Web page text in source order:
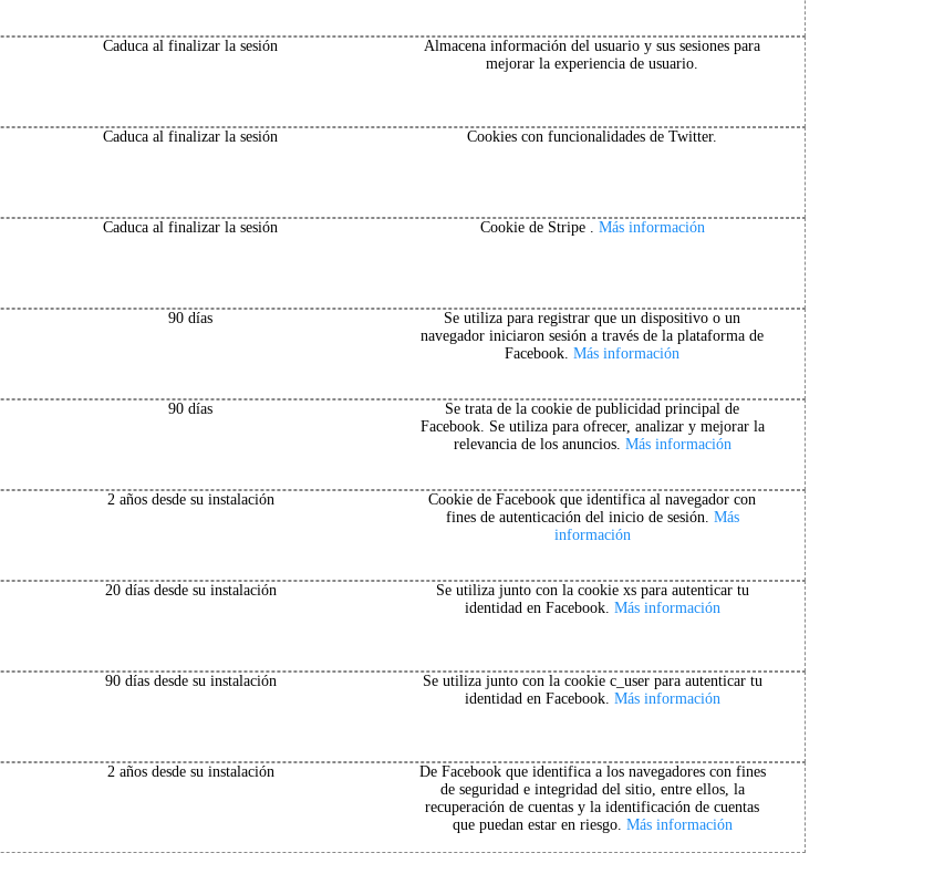
Caduca al finalizar la sesión
Almacena información del usuario y sus sesiones para
mejorar la experiencia de usuario.
Caduca al finalizar la sesión Cookies con funcionalidades de Twitter.
Caduca al finalizar la sesión Cookie de Stripe . Más información
90 días
Se utiliza para registrar que un dispositivo o un
navegador iniciaron sesión a través de la plataforma de
Facebook.Más información
90 días
Se trata de la cookie de publicidad principal de
Facebook. Se utiliza para ofrecer, analizar y mejorar la
relevancia de los anuncios. Más información
2 años desde su instalación
Cookie de Facebook que identifica al navegador con
fines de autenticación del inicio de sesión. Más
información
20 días desde su instalación
Se utiliza junto con la cookie xs para autenticar tu
identidad en Facebook. Más información
90 días desde su instalación
Se utiliza junto con la cookie c_user para autenticar tu
identidad en Facebook. Más información
2 años desde su instalación
De Facebook que identifica a los navegadores con fines
de seguridad e integridad del sitio, entre ellos, la
recuperación de cuentas y la identificación de cuentas
que puedan estar en riesgo. Más información